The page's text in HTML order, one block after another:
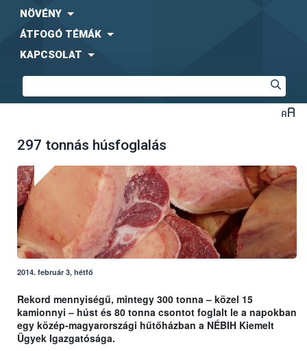
NÖVÉNY
ÁTFOGÓ TÉMÁK
KAPCSOLAT
297 tonnás húsfoglalás
2014. február 3, hétfő
Rekord mennyiségű, mintegy 300 tonna – közel 15
kamionnyi – húst és 80 tonna csontot foglalt le a napokban
egy közép-magyarországi hűtőházban a NÉBIH Kiemelt
Ügyek Igazgatósága.